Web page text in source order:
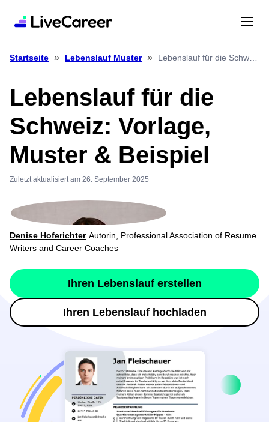
Startseite » Lebenslauf Muster »
Lebenslauf für die
Schweiz: Vorlage,
Muster & Beispiel
Zuletzt aktualisiert am 26. September 2025
Denise Hoferichter Autorin, Professional Association of Resume
Writers and Career Coaches
Ihren Lebenslauf erstellen
Ihren Lebenslauf hochladen